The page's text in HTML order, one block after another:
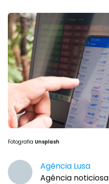
Fotografia Unsplash
Agência Lusa
Agência noticiosa